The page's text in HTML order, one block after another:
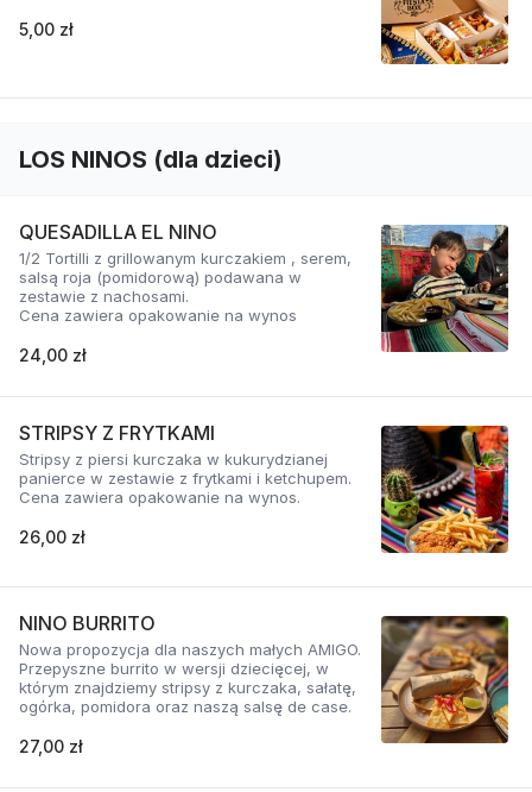
5,00 zł
LOS NINOS (dla dzieci)
QUESADILLA EL NINO
1/2 Tortilli z grillowanym kurczakiem , serem,
salsą roja (pomidorową) podawana w
zestawie z nachosami.
Cena zawiera opakowanie na wynos
24,00 zł
STRIPSY Z FRYTKAMI
Stripsy z piersi kurczaka w kukurydzianej
panierce w zestawie z frytkami i ketchupem.
Cena zawiera opakowanie na wynos.
26,00 zł
NINO BURRITO
Nowa propozycja dla naszych małych AMIGO.
Przepyszne burrito w wersji dziecięcej, w
którym znajdziemy stripsy z kurczaka, sałatę,
ogórka, pomidora oraz naszą salsę de case.
27,00 zł